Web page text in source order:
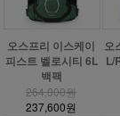
오스프리 이스케이
피스트 벨로시티 6L
백팩
264,000원
237,600원
오
L/